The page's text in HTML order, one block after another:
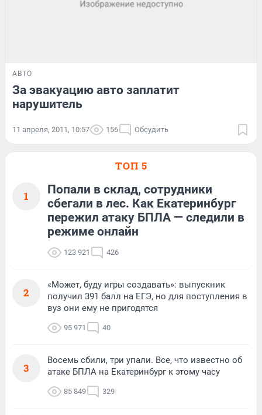
АВТО
За эвакуацию авто заплатит
нарушитель
11 апреля, 2011, 10:57 156 Обсудить
ТОП 5
1
Попали в склад, сотрудники
сбегали в лес. Как Екатеринбург
пережил атаку БПЛА — следили в
режиме онлайн
123 921 426
2
«Может, буду игры создавать»: выпускник
получил 391 балл на ЕГЭ, но для поступления в
вуз они ему не пригодятся
95 971 40
3
Восемь сбили, три упали. Все, что известно об
атаке БПЛА на Екатеринбург к этому часу
85 849 329